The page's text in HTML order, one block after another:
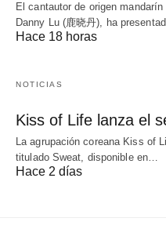
El cantautor de origen
Danny Lu (鹿晓丹), ha
Hace 18 horas
NOTICIAS
Kiss of Life lanza el
La agrupación coreana Kiss of
titulado Sweat, disponible en…
Hace 2 días